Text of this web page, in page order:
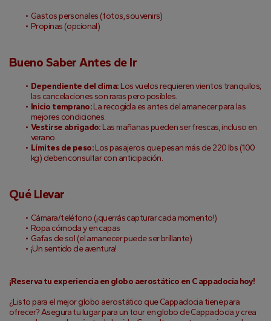
Gastos personales (fotos, souvenirs)
Propinas (opcional)
Bueno Saber Antes de Ir
Dependiente del clima: Los vuelos requieren vientos tranquilos;
las cancelaciones son raras pero posibles.
Inicio temprano: La recogida es antes del amanecer para las
mejores condiciones.
Vestirse abrigado: Las mañanas pueden ser frescas, incluso en
verano.
Límites de peso: Los pasajeros que pesan más de 220 lbs (100
kg) deben consultar con anticipación.
Qué Llevar
Cámara/teléfono (¡querrás capturar cada momento!)
Ropa cómoda y en capas
Gafas de sol (el amanecer puede ser brillante)
¡Un sentido de aventura!
¡Reserva tu experiencia en globo aerostático en Cappadocia hoy!
¿Listo para el mejor globo aerostático que Cappadocia tiene para
ofrecer? Asegura tu lugar para un tour en globo de Cappadocia y crea